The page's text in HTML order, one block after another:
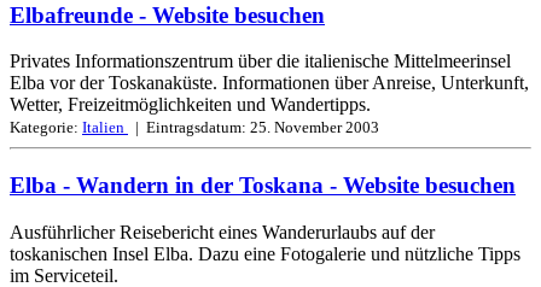
Elbafreunde - Website besuchen
Privates Informationszentrum über die italienische Mittelmeerinsel
Elba vor der Toskanaküste. Informationen über Anreise, Unterkunft,
Wetter, Freizeitmöglichkeiten und Wandertipps.
Kategorie: Italien | Eintragsdatum: 25. November 2003
Elba - Wandern in der Toskana - Website besuchen
Ausführlicher Reisebericht eines Wanderurlaubs auf der
toskanischen Insel Elba. Dazu eine Fotogalerie und nützliche Tipps
im Serviceteil.